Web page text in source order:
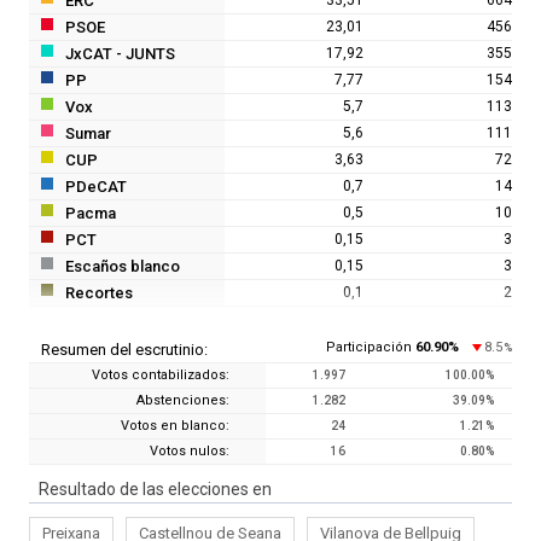
PSOE 23,01 456
JxCAT - JUNTS 17,92 355
PP 7,77 154
Vox 5,7 113
Sumar 5,6 111
CUP 3,63 72
PDeCAT 0,7 14
Pacma 0,5 10
PCT 0,15 3
Escaños blanco 0,15 3
Recortes 0,1 2
Resumen del escrutinio: Participación 60.90% 8.5 %
Votos contabilizados: 1.997 100.00%
Abstenciones: 1.282 39.09%
Votos en blanco: 24 1.21 %
Votos nulos: 16 0.80%
Resultado de las elecciones en
Preixana Castellnou de Seana Vilanova de Bellpuig